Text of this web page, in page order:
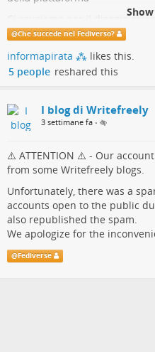
Ci scusiamo per il disagio
stato proprio grazie a questo
che Writefreely non presenta
consentano agli admin di
@Che succede nel Fediverso?
informapirata ⁂ likes this.
5 people reshared this
I blog di Writefreely
3 settimane fa •
⚠️ ATTENTION ⚠️ - Our
from some Writefreely blogs.
Unfortunately, there was a
accounts open to the public
also republished the spam.
We apologize for the
@Fediverse